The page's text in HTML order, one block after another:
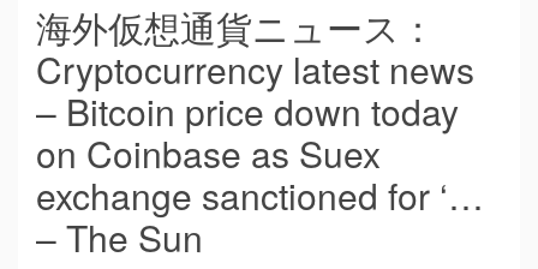
海外仮想通貨ニュース：
Cryptocurrency latest news
– Bitcoin price down today
on Coinbase as Suex
exchange sanctioned for ‘…
– The Sun